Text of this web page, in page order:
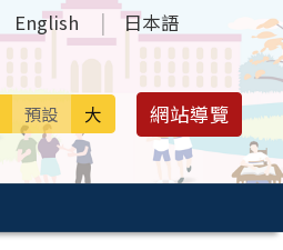
English 日本語
預設 大 網站導覽